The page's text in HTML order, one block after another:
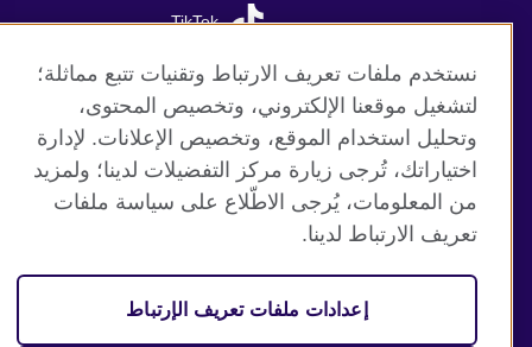
TikTok
موقع المجلس الثقافي البريطاني العالمي
الخصوصية وشروط الاستخدام
ملفات تعريف الإرتباط
خارطة الموقع
منظمة المملكة المتحدة الدولية للعلاقات الثقافية والفرص
نستخدم ملفات تعريف الارتباط وتقنيات تتبع مماثلة؛
لتشغيل موقعنا الإلكتروني، وتخصيص المحتوى،
وتحليل استخدام الموقع، وتخصيص الإعلانات. لإدارة
اختياراتك، تُرجى زيارة مركز التفضيلات لدينا؛ ولمزيد
من المعلومات، يُرجى الاطّلاع على سياسة ملفات
تعريف الارتباط لدينا.
إعدادات ملفات تعريف الإرتباط